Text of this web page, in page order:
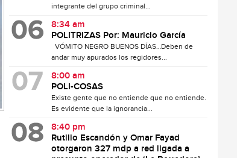
integrante del grupo criminal...
8:34 am
POLITRIZAS Por: Mauricio García
VÓMITO NEGRO BUENOS DÍAS…Deben de
andar muy apurados los regidores...
8:00 am
POLI-COSAS
Existe gente que no entiende que no entiende.
Es evidente que la ignorancia...
8:40 pm
Rutilio Escandón y Omar Fayad
otorgaron 327 mdp a red ligada a